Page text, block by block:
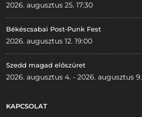
2026. augusztus 25. 17:30
Békéscsabai Post-Punk Fest
2026. augusztus 12. 19:00
Szedd magad előszüret
2026. augusztus 4. - 2026. augusztus 9.
KAPCSOLAT